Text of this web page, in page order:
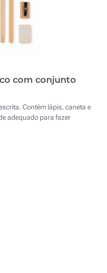
com conjunto
Contém lápis, caneta e
adequado para fazer